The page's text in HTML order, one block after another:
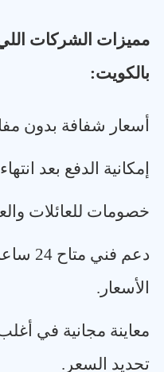
مميزات الشركات
بالكويت:
أسعار شفافة بدون
إمكانية الدفع بعد
خصومات للعائلات
دعم
الأسعار .
معاينة مجانية في
تحديد السعر .